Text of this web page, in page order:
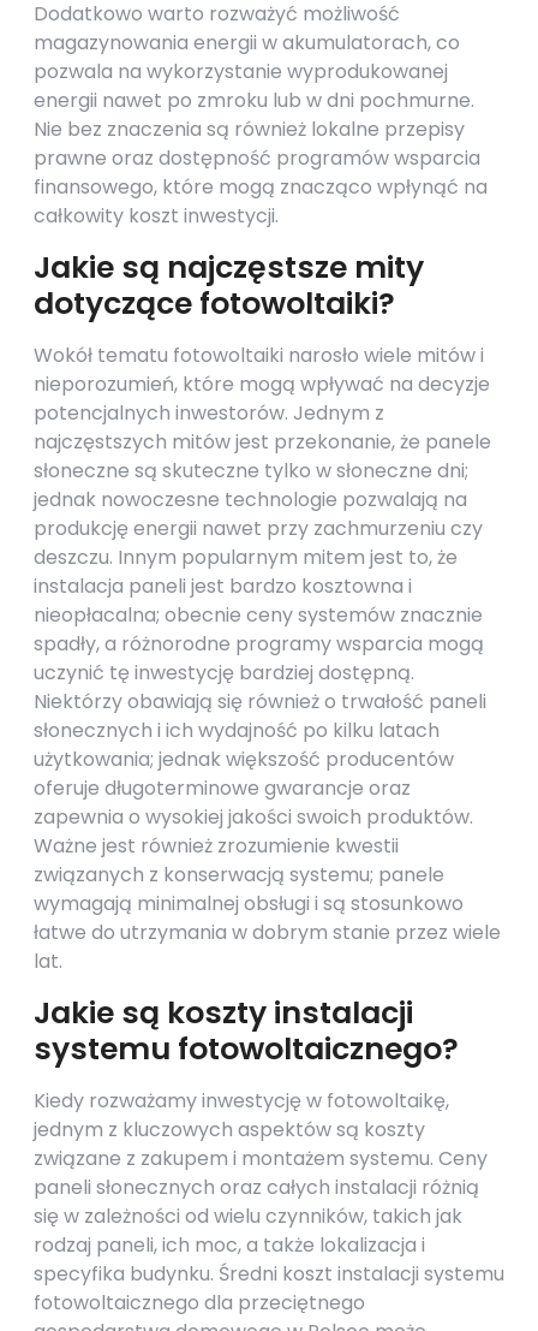
Dodatkowo warto rozważyć możliwość
magazynowania energii w akumulatorach, co
pozwala na wykorzystanie wyprodukowanej
energii nawet po zmroku lub w dni pochmurne.
Nie bez znaczenia są również lokalne przepisy
prawne oraz dostępność programów wsparcia
finansowego, które mogą znacząco wpłynąć na
całkowity koszt inwestycji.
Jakie są najczęstsze mity
dotyczące fotowoltaiki?
Wokół tematu fotowoltaiki narosło wiele mitów i
nieporozumień, które mogą wpływać na decyzje
potencjalnych inwestorów. Jednym z
najczęstszych mitów jest przekonanie, że panele
słoneczne są skuteczne tylko w słoneczne dni;
jednak nowoczesne technologie pozwalają na
produkcję energii nawet przy zachmurzeniu czy
deszczu. Innym popularnym mitem jest to, że
instalacja paneli jest bardzo kosztowna i
nieopłacalna; obecnie ceny systemów znacznie
spadły, a różnorodne programy wsparcia mogą
uczynić tę inwestycję bardziej dostępną.
Niektórzy obawiają się również o trwałość paneli
słonecznych i ich wydajność po kilku latach
użytkowania; jednak większość producentów
oferuje długoterminowe gwarancje oraz
zapewnia o wysokiej jakości swoich produktów.
Ważne jest również zrozumienie kwestii
związanych z konserwacją systemu; panele
wymagają minimalnej obsługi i są stosunkowo
łatwe do utrzymania w dobrym stanie przez wiele
lat.
Jakie są koszty instalacji
systemu fotowoltaicznego?
Kiedy rozważamy inwestycję w fotowoltaikę,
jednym z kluczowych aspektów są koszty
związane z zakupem i montażem systemu. Ceny
paneli słonecznych oraz całych instalacji różnią
się w zależności od wielu czynników, takich jak
rodzaj paneli, ich moc, a także lokalizacja i
specyfika budynku. Średni koszt instalacji systemu
fotowoltaicznego dla przeciętnego